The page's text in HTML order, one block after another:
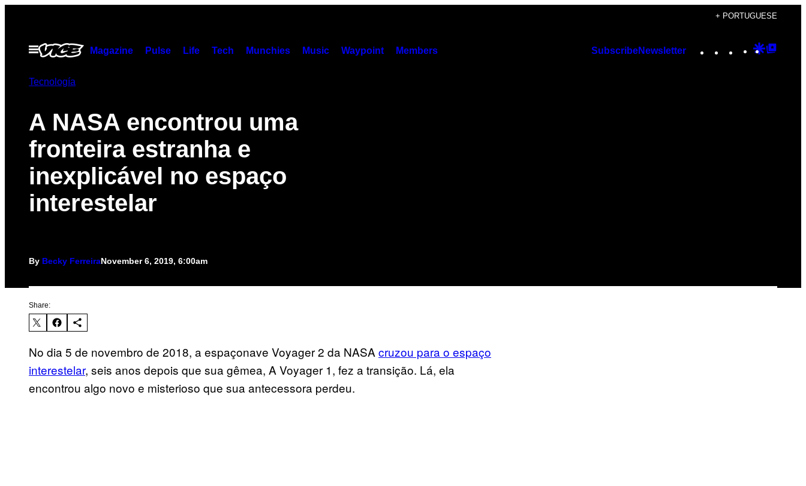
content
+ PORTUGUESE
Open
Menu
Magazine Pulse Life Tech Munchies Music Waypoint Members SubscribeNewsletter Instagram
TikTok
YouTube
Google
Tecnología
A NASA encontrou uma
fronteira estranha e
inexplicável no espaço
interestelar
By Becky FerreiraNovember 6, 2019, 6:00am
Share:
No dia 5 de novembro de 2018, a espaçonave Voyager 2 da NASA cruzou para o espaço
interestelar, seis anos depois que sua gêmea, A Voyager 1, fez a transição. Lá, ela
encontrou algo novo e misterioso que sua antecessora perdeu.